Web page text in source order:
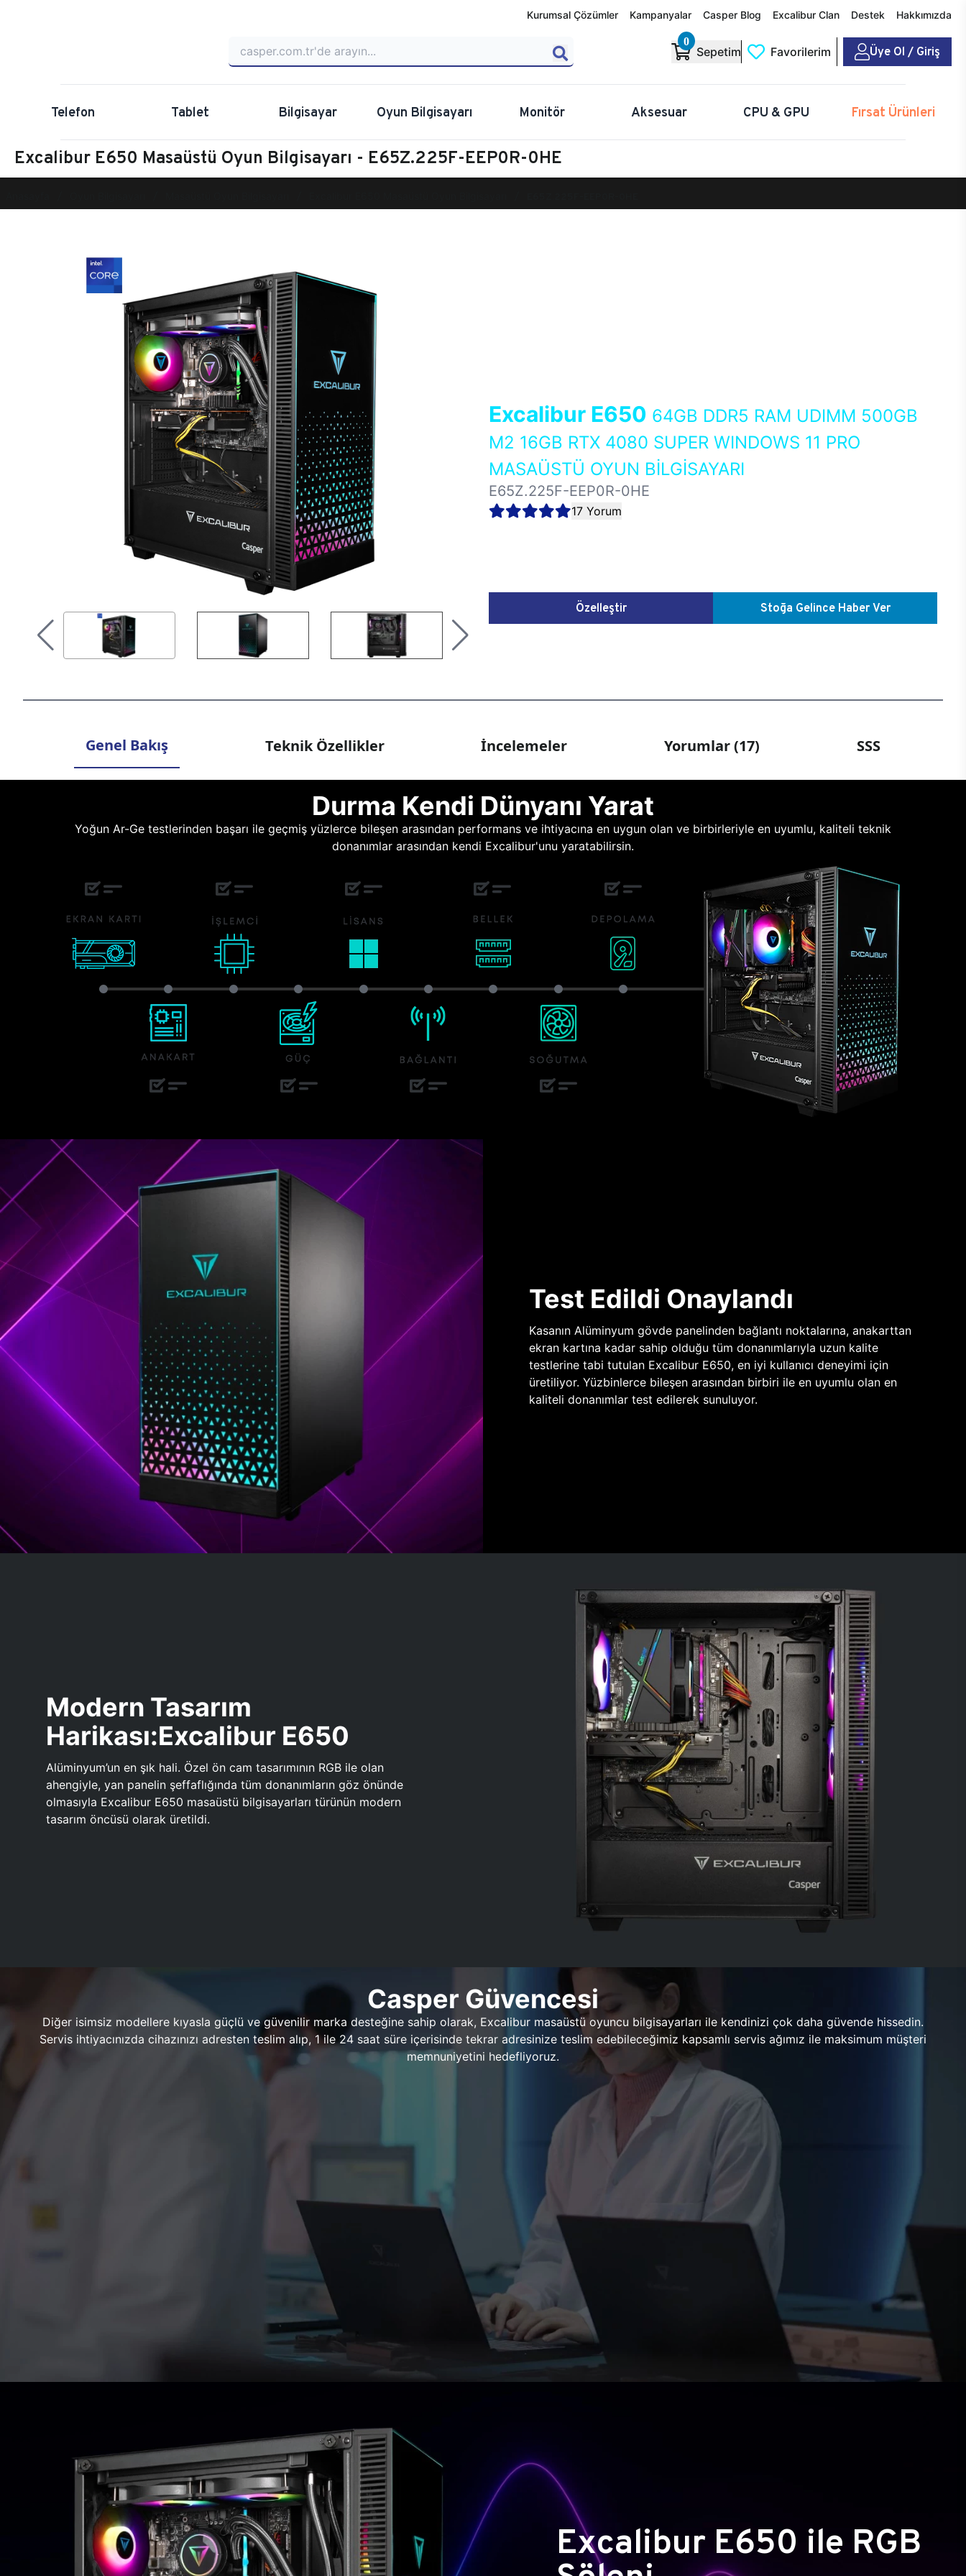
Kurumsal Çözümler Kampanyalar Casper Blog Excalibur Clan Destek Hakkımızda
0
Sepetim Favorilerim Üye Ol / Giriş
Telefon Tablet Bilgisayar Oyun Bilgisayarı Monitör Aksesuar CPU & GPU Fırsat Ürünleri
Excalibur E650 Masaüstü Oyun Bilgisayarı - E65Z.225F-EEP0R-0HE
Excalibur E650 64GB DDR5 RAM UDIMM 500GB
M2 16GB RTX 4080 SUPER WINDOWS 11 PRO
MASAÜSTÜ OYUN BİLGİSAYARI
E65Z.225F-EEP0R-0HE
17 Yorum
Özelleştir Stoğa Gelince Haber Ver
Genel Bakış Teknik Özellikler İncelemeler Yorumlar (17) SSS
Durma Kendi Dünyanı Yarat
Yoğun Ar-Ge testlerinden başarı ile geçmiş yüzlerce bileşen arasından performans ve ihtiyacına en uygun olan ve birbirleriyle en uyumlu, kaliteli teknik
donanımlar arasından kendi Excalibur'unu yaratabilirsin.
Test Edildi Onaylandı
Kasanın Alüminyum gövde panelinden bağlantı noktalarına, anakarttan
ekran kartına kadar sahip olduğu tüm donanımlarıyla uzun kalite
testlerine tabi tutulan Excalibur E650, en iyi kullanıcı deneyimi için
üretiliyor. Yüzbinlerce bileşen arasından birbiri ile en uyumlu olan en
kaliteli donanımlar test edilerek sunuluyor.
Modern Tasarım
Harikası:Excalibur E650
Alüminyum’un en şık hali. Özel ön cam tasarımının RGB ile olan
ahengiyle, yan panelin şeffaflığında tüm donanımların göz önünde
olmasıyla Excalibur E650 masaüstü bilgisayarları türünün modern
tasarım öncüsü olarak üretildi.
Casper Güvencesi
Diğer isimsiz modellere kıyasla güçlü ve güvenilir marka desteğine sahip olarak, Excalibur masaüstü oyuncu bilgisayarları ile kendinizi çok daha güvende hissedin.
Servis ihtiyacınızda cihazınızı adresten teslim alıp, 1 ile 24 saat süre içerisinde tekrar adresinize teslim edebileceğimiz kapsamlı servis ağımız ile maksimum müşteri
memnuniyetini hedefliyoruz.
Excalibur E650 ile RGB